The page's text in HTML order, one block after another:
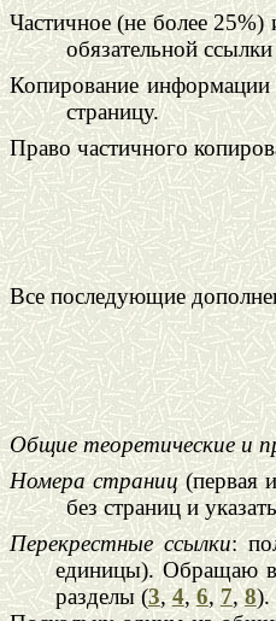
Частичное (не более
обязательной
Копирование информации
страницу.
Право частичного
Все последующие
Общие теоретические и
Номера страниц(первая
без страниц и
Перекрестные ссылки:
единицы). Обращаю
разделы (3,4,6, 7,8).